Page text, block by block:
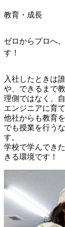
教育・成長
ゼロからプロへ
す！
入社したときは
や、できるまで
理側ではなく、
エンジニアに育
他社からも教育
でも授業を行う
す。
学校で学んでき
きる環境です！